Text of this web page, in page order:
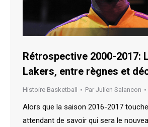
Rétrospective 2000-2017:
Lakers, entre règnes et
Histoire Basketball Par Julien Salancon
Alors que la saison 2016-2017
attendant de savoir qui sera le